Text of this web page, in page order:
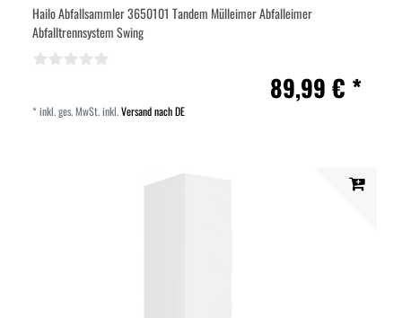
Hailo Abfallsammler 3650101 Tandem Mülleimer Abfalleimer
Abfalltrennsystem Swing
89,99 € *
*inkl. ges. MwSt.inkl.Versand nach DE